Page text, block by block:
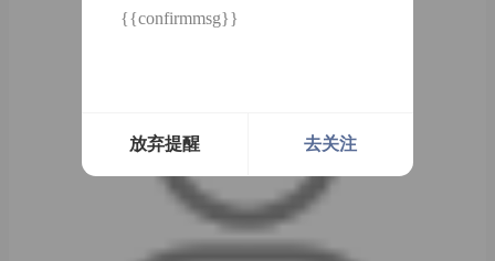
{{confirmmsg}}
放弃提醒 去关注